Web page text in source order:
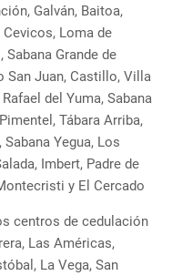
Galván, Baitoa,
Cevicos, Loma de
Grande de
San Juan, Castillo, Villa
del Yuma, Sabana
Tábara Arriba,
Yegua, Los
Imbert, Padre de
y El Cercado
centros de cedulación
Las Américas,
La Vega, San